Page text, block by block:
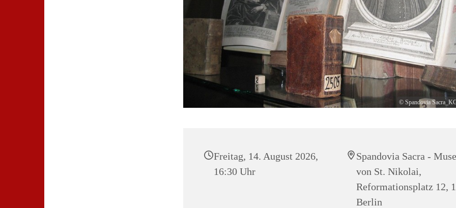
© Spandovia
Freitag, 14. August 2026,
16:30 Uhr
Spandovia Sacra -
von St. Nikolai,
Reformationsplatz 12,
Berlin